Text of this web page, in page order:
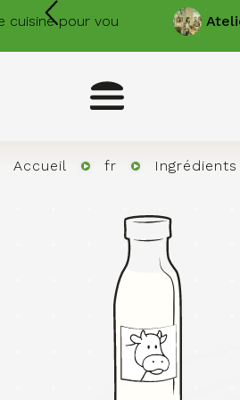
au
pour vous. Atelier
Toggle
navigation
Accueil fr Ingrédients